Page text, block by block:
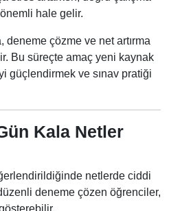
hale gelir.
çözme ve net artırma
Bu süreçte amaç yeni kaynak
güçlendirmek ve sınav pratiği
Kala Netler
netlerde ciddi
deneme çözen öğrenciler,